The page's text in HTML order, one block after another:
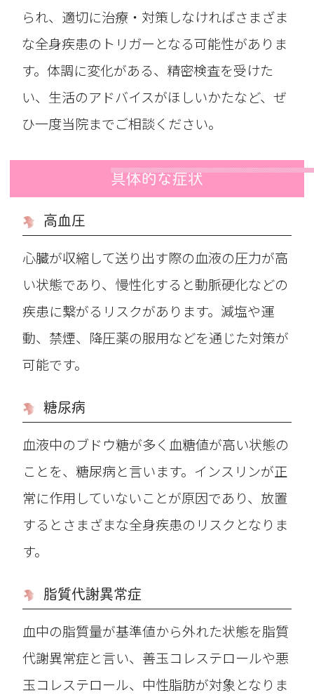
られ、適切に治療・対策しなければさまざま
な全身疾患のトリガーとなる可能性がありま
す。体調に変化がある、精密検査を受けた
い、生活のアドバイスがほしいかたなど、ぜ
ひ一度当院までご相談ください。
具体的な症状
高血圧
心臓が収縮して送り出す際の血液の圧力が高
い状態であり、慢性化すると動脈硬化などの
疾患に繋がるリスクがあります。減塩や運
動、禁煙、降圧薬の服用などを通じた対策が
可能です。
糖尿病
血液中のブドウ糖が多く血糖値が高い状態の
ことを、糖尿病と言います。インスリンが正
常に作用していないことが原因であり、放置
するとさまざまな全身疾患のリスクとなりま
す。
脂質代謝異常症
血中の脂質量が基準値から外れた状態を脂質
代謝異常症と言い、善玉コレステロールや悪
玉コレステロール、中性脂肪が対象となりま